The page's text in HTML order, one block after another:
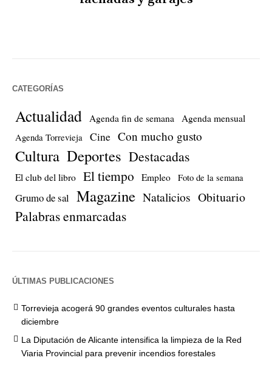
CATEGORÍAS
Actualidad Agenda fin de semana Agenda mensual
Agenda Torrevieja Cine Con mucho gusto
Cultura Deportes Destacadas
El club del libro El tiempo Empleo Foto de la semana
Grumo de sal Magazine Natalicios Obituario
Palabras enmarcadas
ÚLTIMAS PUBLICACIONES
Torrevieja acogerá 90 grandes eventos culturales hasta
diciembre
La Diputación de Alicante intensifica la limpieza de la Red
Viaria Provincial para prevenir incendios forestales